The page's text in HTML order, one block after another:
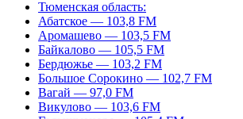
Тюменская область:
Абатское — 103,8 FM
Аромашево — 103,5 FM
Байкалово — 105,5 FM
Бердюжье — 103,2 FM
Большое Сорокино — 102,7 FM
Вагай — 97,0 FM
Викулово — 103,6 FM